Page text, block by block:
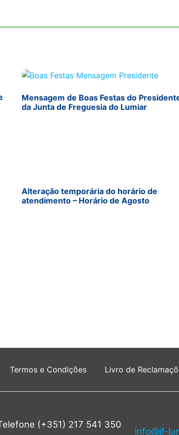
Mensagem de Boas Festas do
da Junta de Freguesia do Lumiar
Alteração temporária do horário de
atendimento – Horário de Agosto
Termos e Condições Livro de
(+351) 217 541 350
info@jf-